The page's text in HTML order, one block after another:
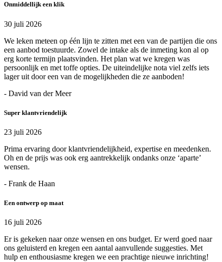
Onmiddellijk een klik
30 juli 2026
We leken meteen op één lijn te zitten met een van de partijen die ons
een aanbod toestuurde. Zowel de intake als de inmeting kon al op
erg korte termijn plaatsvinden. Het plan wat we kregen was
persoonlijk en met toffe opties. De uiteindelijke nota viel zelfs iets
lager uit door een van de mogelijkheden die ze aanboden!
- David van der Meer
Super klantvriendelijk
23 juli 2026
Prima ervaring door klantvriendelijkheid, expertise en meedenken.
Oh en de prijs was ook erg aantrekkelijk ondanks onze ‘aparte’
wensen.
- Frank de Haan
Een ontwerp op maat
16 juli 2026
Er is gekeken naar onze wensen en ons budget. Er werd goed naar
ons geluisterd en kregen een aantal aanvullende suggesties. Met
hulp en enthousiasme kregen we een prachtige nieuwe inrichting!